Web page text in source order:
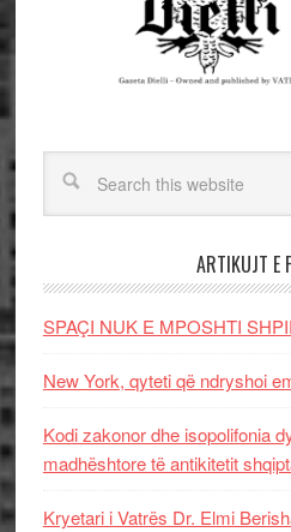
ARTIKUJT E
SPAÇI NUK E MPOSHTI
New York, qyteti që ndryshoi
Kodi zakonor dhe isopolifonia
madhështore të antikitetit
Kryetari i Vatrës Dr. Elmi